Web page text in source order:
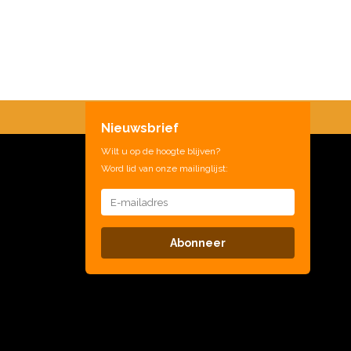
Nieuwsbrief
Wilt u op de hoogte blijven?
Word lid van onze mailinglijst:
Abonneer